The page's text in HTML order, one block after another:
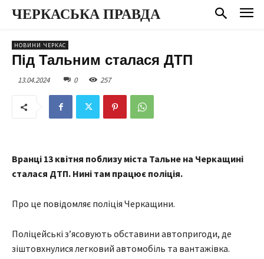
ЧЕРКАСЬКА ПРАВДА
НОВИНИ ЧЕРКАС
Під Тальним сталася ДТП
13.04.2024 0 257
Вранці 13 квітня поблизу міста Тальне на Черкащині
сталася ДТП. Нині там працює поліція.
Про це повідомляє поліція Черкащини.
Поліцейські з’ясовують обставини автопригоди, де
зіштовхнулися легковий автомобіль та вантажівка.